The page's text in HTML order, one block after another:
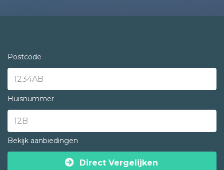
Postcode
Huisnummer
Bekijk aanbiedingen
Direct Vergelijken